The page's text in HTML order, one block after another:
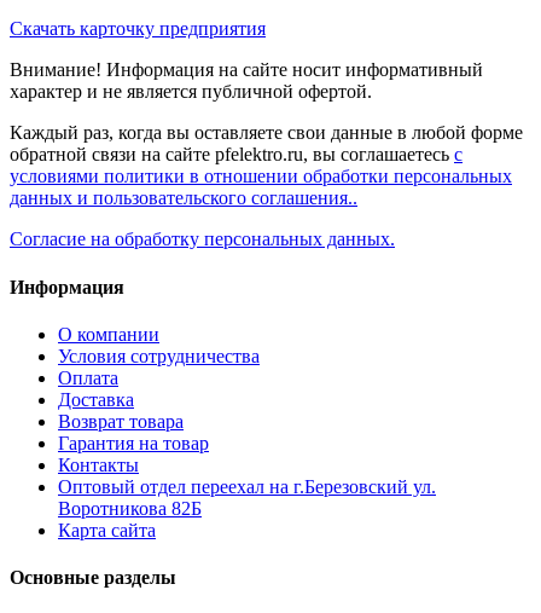
Скачать карточку предприятия
Внимание! Информация на сайте носит информативный
характер и не является публичной офертой.
Каждый раз, когда вы оставляете свои данные в любой форме
обратной связи на сайте pfelektro.ru, вы соглашаетесь с
условиями политики в отношении обработки персональных
данных и пользовательского соглашения..
Согласие на обработку персональных данных.
Информация
О компании
Условия сотрудничества
Оплата
Доставка
Возврат товара
Гарантия на товар
Контакты
Оптовый отдел переехал на г.Березовский ул.
Воротникова 82Б
Карта сайта
Основные разделы